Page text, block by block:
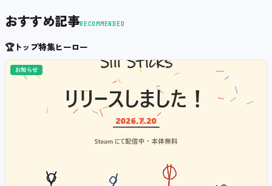
おすすめ記事RECOMMENDED
🏆トップ特集ヒーロー
お知らせ